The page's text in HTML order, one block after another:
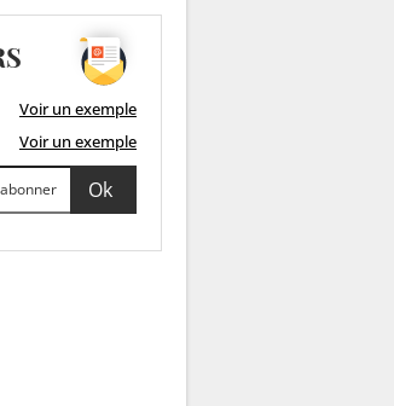
Voir un exemple
Voir un exemple